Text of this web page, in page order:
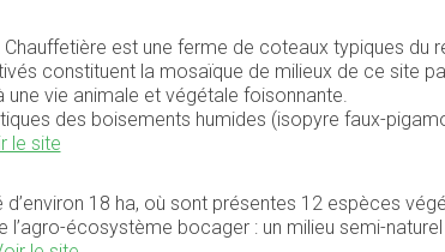
est une ferme de coteaux typiques du
constituent la mosaïque de milieux de ce site
vie animale et végétale foisonnante.
des boisements humides (isopyre faux-
le site
18 ha, où sont présentes 12 espèces
écosystème bocager : un milieu semi-